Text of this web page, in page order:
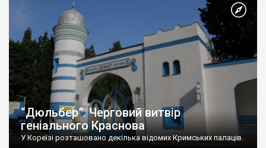
“Дюльбер”. Черговий витвір
геніального Краснова
У Кореїзі розташовано декілька відомих Кримських палаців.